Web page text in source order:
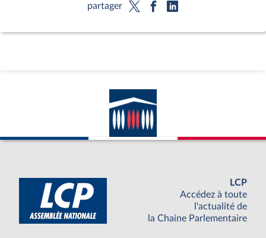
partager
LCP
Accédez à toute
l'actualité de
la Chaine Parlementaire